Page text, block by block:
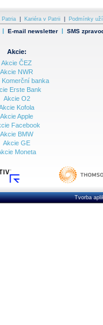
Patria Kariéra v Patrii Podmínky
| E-mail newsletter | SMS
Akcie:
Akcie ČEZ
Akcie NWR
Komerční banka
Erste Bank
Akcie O2
Kofola
Akcie Apple
Facebook
Akcie BMW
Akcie GE
Moneta
Tvorba